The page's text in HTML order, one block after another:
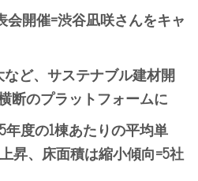
会開催=渋谷凪咲さんをキャ
ど、サステナブル建材開
断のプラットフォームに
度の1棟あたりの平均単
昇、床面積は縮小傾向=5社